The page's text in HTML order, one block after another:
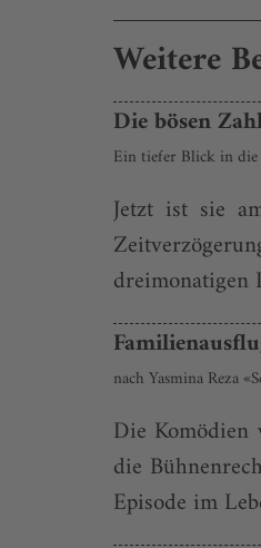
Weitere
Die bösen
Ein tiefer Blick in die
Jetzt ist sie
dreimonatigen
nach Yasmina Reza
Die Komödien
die
Episode im